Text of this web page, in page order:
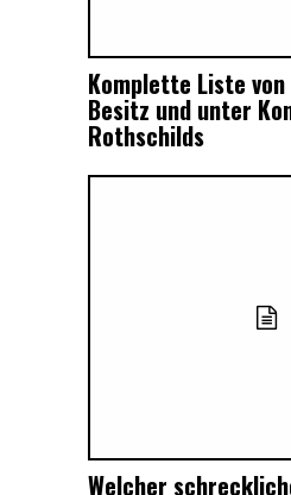
Komplette Liste
Besitz und unter
Rothschilds
Welcher